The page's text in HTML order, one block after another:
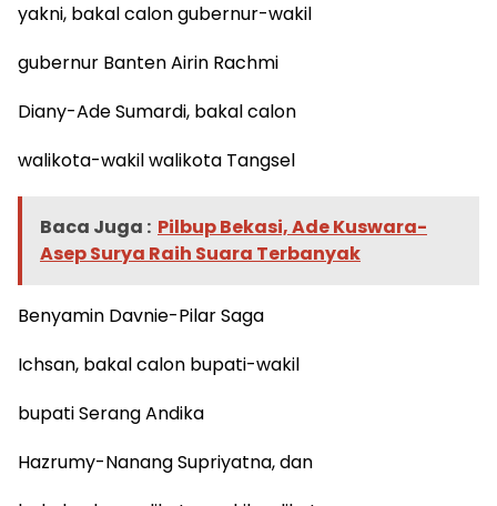
yakni, bakal calon gubernur-wakil
gubernur Banten Airin Rachmi
Diany-Ade Sumardi, bakal calon
walikota-wakil walikota Tangsel
Baca Juga : Pilbup Bekasi, Ade Kuswara-
Asep Surya Raih Suara Terbanyak
Benyamin Davnie-Pilar Saga
Ichsan, bakal calon bupati-wakil
bupati Serang Andika
Hazrumy-Nanang Supriyatna, dan